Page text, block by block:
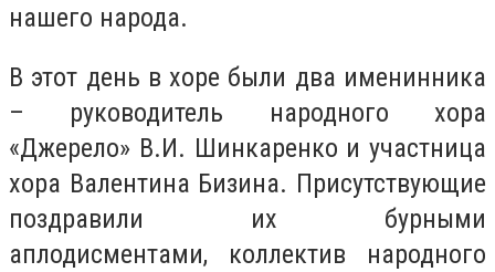
нашего народа.
В этот день в хоре были два именинника
– руководитель народного хора
«Джерело» В.И. Шинкаренко и участница
хора Валентина Бизина. Присутствующие
поздравили их бурными
аплодисментами, коллектив народного